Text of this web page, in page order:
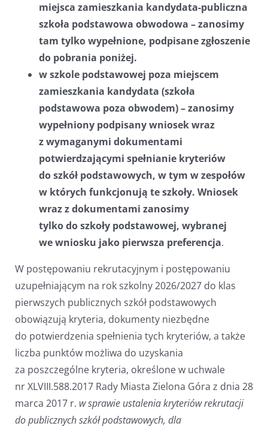
miejsca zamieszkania kandydata-publiczna
szkoła podstawowa obwodowa – zanosimy
tam tylko wypełnione, podpisane zgłoszenie
do pobrania poniżej.
w szkole podstawowej poza miejscem
zamieszkania kandydata (szkoła
podstawowa poza obwodem) –zanosimy
wypełniony podpisany wniosek wraz
z wymaganymi dokumentami
potwierdzającymi spełnianie kryteriów
do szkół podstawowych, w tym w zespołów
w których funkcjonują te szkoły. Wniosek
wraz z dokumentami zanosimy
tylko do szkoły podstawowej, wybranej
we wniosku jako pierwsza preferencja.
W postępowaniu rekrutacyjnym i postępowaniu
uzupełniającym na rok szkolny 2026/2027 do klas
pierwszych publicznych szkół podstawowych
obowiązują kryteria, dokumenty niezbędne
do potwierdzenia spełnienia tych kryteriów, a także
liczba punktów możliwa do uzyskania
za poszczególne kryteria, określone w uchwale
nr XLVIII.588.2017 Rady Miasta Zielona Góra z dnia 28
marca 2017 r. w sprawie ustalenia kryteriów rekrutacji
do publicznych szkół podstawowych, dla